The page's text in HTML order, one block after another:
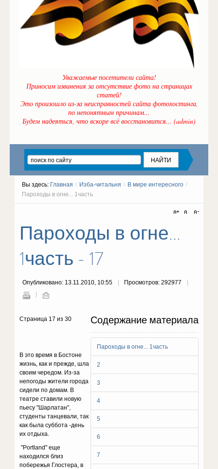
Уважаемые посетители сайта!
Приносим извинения за отсутствие фото на страницах
статей!
Это произошло из-за неисправностей сайта фотохостинга,
по непонятным причинам...
Будем надеяться, что вскоре всё восстановится... (admin)
Вы здесь: Главная / Изба-читальня / В мире интересного /
Пароходы в огне... 1часть
Пароходы в огне...
1часть - 17
Опубликовано: 13.11.2010, 10:55 Просмотров: 292977
Содержание материала
Пароходы в огне... 1часть
2
3
4
5
6
7
Страница 17 из 30
В это время в Бостоне
жизнь, как и прежде, шла
своим чередом. Из-за
непогоды жители города
сидели по домам. В
театре ставили новую
пьесу "Шарлатан",
студенты танцевали, так
как была суббота -день
их отдыха.
"Portland" еще
находился близ
побережья Глостера, в